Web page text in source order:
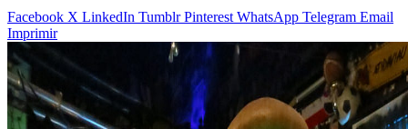
Facebook X LinkedIn Tumblr Pinterest WhatsApp Telegram Email
Imprimir